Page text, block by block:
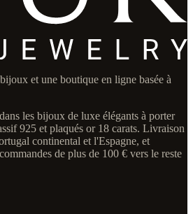
et une boutique en ligne basée à
les bijoux de luxe élégants à porter
925 et plaqués or 18 carats. Livraison
continental et l'Espagne, et
de plus de 100 € vers le reste